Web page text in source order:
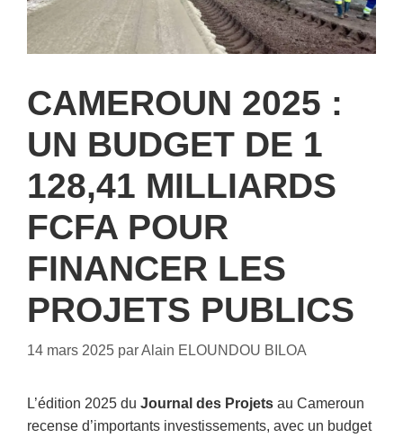
CAMEROUN 2025 :
UN BUDGET DE 1
128,41 MILLIARDS
FCFA POUR
FINANCER LES
PROJETS PUBLICS
14 mars 2025 parAlain ELOUNDOU BILOA
L’édition 2025 du Journal des Projets au Cameroun
recense d’importants investissements, avec un budget